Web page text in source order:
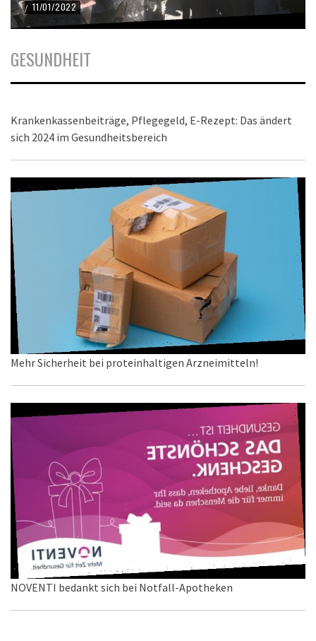
/ 11/01/2022
GESUNDHEIT
Krankenkassenbeiträge, Pflegegeld, E-Rezept: Das ändert
sich 2024 im Gesundheitsbereich
Mehr Sicherheit bei proteinhaltigen Arzneimitteln!
NOVENTI bedankt sich bei Notfall-Apotheken